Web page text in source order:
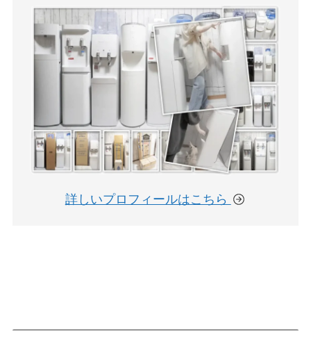
詳しいプロフィールはこちら